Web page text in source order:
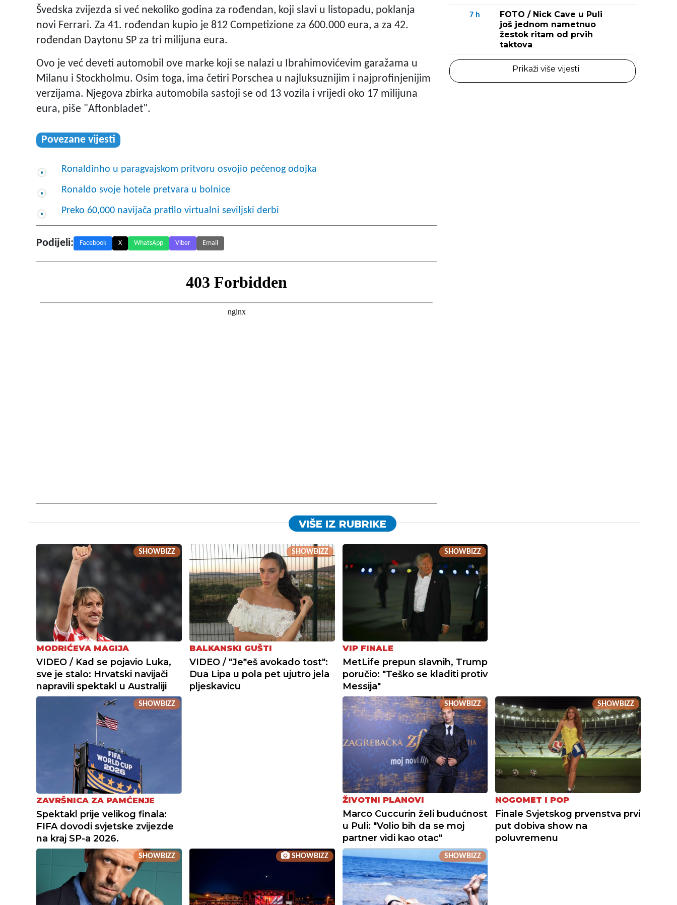
Švedska zvijezda si već nekoliko godina za rođendan, koji slavi u listopadu, poklanja
novi Ferrari. Za 41. rođendan kupio je 812 Competizione za 600.000 eura, a za 42.
rođendan Daytonu SP za tri milijuna eura.
Ovo je već deveti automobil ove marke koji se nalazi u Ibrahimovićevim garažama u
Milanu i Stockholmu. Osim toga, ima četiri Porschea u najluksuznijim i najprofinjenijim
verzijama. Njegova zbirka automobila sastoji se od 13 vozila i vrijedi oko 17 milijuna
eura, piše "Aftonbladet".
Povezane vijesti
Ronaldinho u paragvajskom pritvoru osvojio pečenog odojka
Ronaldo svoje hotele pretvara u bolnice
Preko 60,000 navijača pratilo virtualni seviljski derbi
Podijeli: Facebook X WhatsApp Viber Email
7 h
FOTO / Nick Cave u Puli
još jednom nametnuo
žestok ritam od prvih
taktova
Prikaži više vijesti
VIŠE IZ RUBRIKE
SHOWBIZZ
MODRIĆEVA MAGIJA
VIDEO / Kad se pojavio Luka,
sve je stalo: Hrvatski navijači
napravili spektakl u Australiji
SHOWBIZZ
BALKANSKI GUŠTI
VIDEO / "Je*eš avokado tost":
Dua Lipa u pola pet ujutro jela
pljeskavicu
SHOWBIZZ
VIP FINALE
MetLife prepun slavnih, Trump
poručio: "Teško se kladiti protiv
Messija"
SHOWBIZZ
ZAVRŠNICA ZA PAMĆENJE
Spektakl prije velikog finala:
FIFA dovodi svjetske zvijezde
na kraj SP-a 2026.
SHOWBIZZ
ŽIVOTNI PLANOVI
Marco Cuccurin želi budućnost
u Puli: "Volio bih da se moj
partner vidi kao otac"
SHOWBIZZ
NOGOMET I POP
Finale Svjetskog prvenstva prvi
put dobiva show na
poluvremenu
SHOWBIZZ SHOWBIZZ SHOWBIZZ